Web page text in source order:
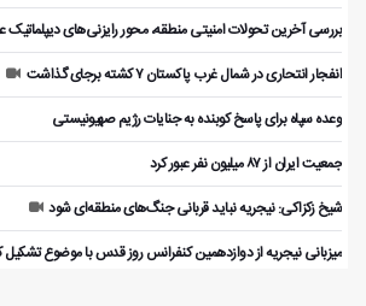
بررسی آخرین تحولات امنیتی منطقه، محور رایزنی‌های دیپلماتیک
انفجار انتحاری در شمال غرب پاکستان ۷ کشته برجای گذاشت
وعده سپاه برای پاسخ کوبنده به جنایات رژیم صهیونیستی
جمعیت ایران از ۸۷ میلیون نفر عبور کرد
شیخ زکزاکی: نیجریه نباید قربانی جنگ‌های منطقه‌ای شود
میزبانی نیجریه از دوازدهمین کنفرانس روز قدس با موضوع